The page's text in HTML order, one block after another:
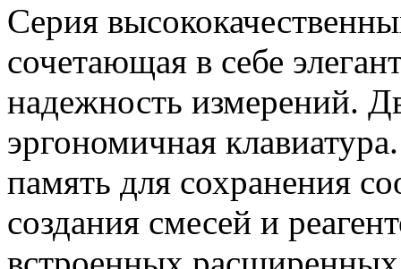
Серия
сочетающая в себе
надежность измерений.
эргономичная
память для сохранения
создания смесей и